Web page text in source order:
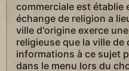
commerciale est établie
échange de religion a
ville d'origine exerce
religieuse que la ville de
informations à ce sujet
dans le menu lors du